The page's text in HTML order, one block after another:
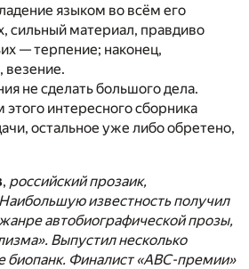
языком во всём его
сильный материал, правдиво
— терпение; наконец,
везение.
не сделать большого дела.
этого интересного сборника
остальное уже либо обретено,
, российский прозаик,
известность получил
жанре автобиографической прозы,
Выпустил несколько
биопанк. Финалист «АВС-премии»